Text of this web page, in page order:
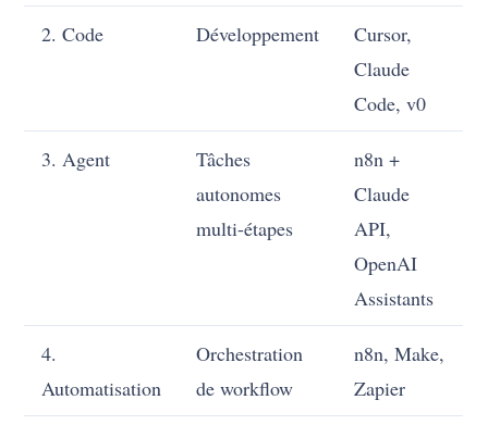
2. Code Développement
Cursor,
Claude
Code, v0
3. Agent
Tâches
autonomes
multi-étapes
n8n +
Claude
API,
OpenAI
Assistants
4.
Automatisation
Orchestration
de workflow
n8n, Make,
Zapier